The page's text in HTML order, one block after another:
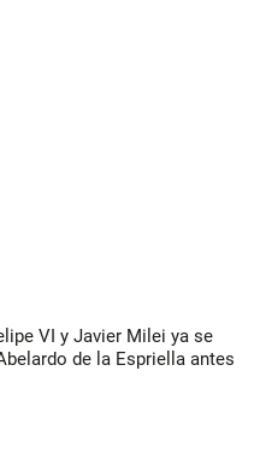
VI y Javier Milei ya se
de la Espriella antes